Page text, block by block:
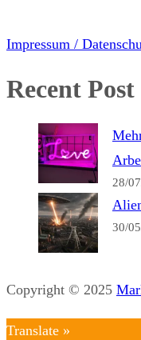
Impressum /
Recent Post
28/
30/
Copyright © 2025
Translate »